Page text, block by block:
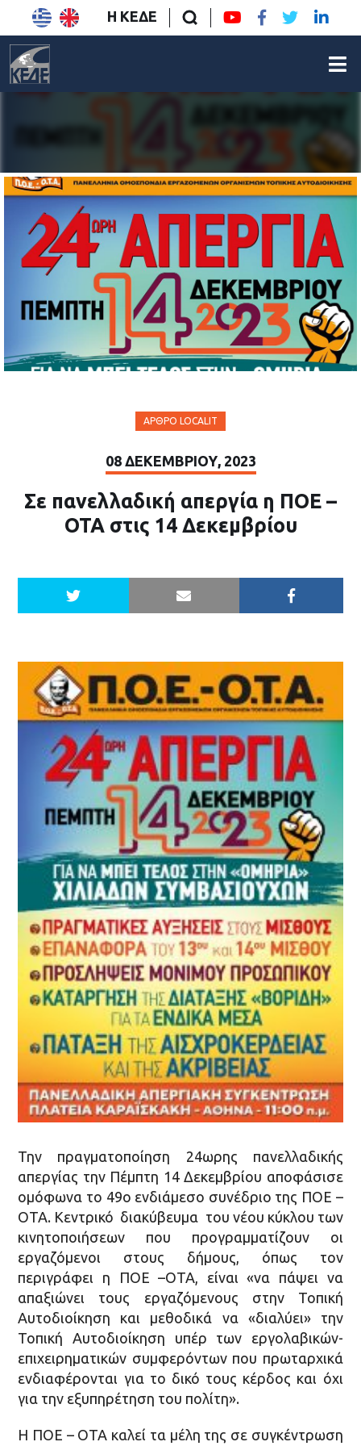
Η ΚΕΔΕ
ΆΡΘΡΟ LOCALIT
08 ΔΕΚΕΜΒΡΊΟΥ, 2023
Σε πανελλαδική απεργία η ΠΟΕ –
ΟΤΑ στις 14 Δεκεμβρίου
Την πραγματοποίηση 24ωρης πανελλαδικής
απεργίας την Πέμπτη 14 Δεκεμβρίου αποφάσισε
ομόφωνα το 49ο ενδιάμεσο συνέδριο της ΠΟΕ –
ΟΤΑ. Κεντρικό διακύβευμα του νέου κύκλου των
κινητοποιήσεων που προγραμματίζουν οι
εργαζόμενοι στους δήμους, όπως τον
περιγράφει η ΠΟΕ –ΟΤΑ, είναι «να πάψει να
απαξιώνει τους εργαζόμενους στην Τοπική
Αυτοδιοίκηση και μεθοδικά να «διαλύει» την
Τοπική Αυτοδιοίκηση υπέρ των εργολαβικών-
επιχειρηματικών συμφερόντων που πρωταρχικά
ενδιαφέρονται για το δικό τους κέρδος και όχι
για την εξυπηρέτηση του πολίτη».
Η ΠΟΕ – ΟΤΑ καλεί τα μέλη της σε συγκέντρωση